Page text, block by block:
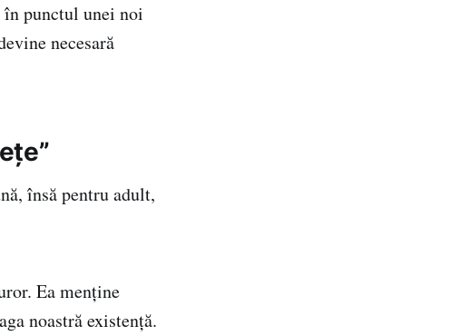
punctul unei noi
necesară
însă pentru adult,
Ea menține
noastră existență.